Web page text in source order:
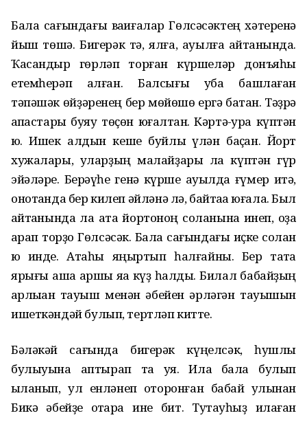
Бала сағындағы ваҡиғалар Гөлсәсәктең хәтеренә
йыш төшә. Бигерәк тә, ялға, ауылға ҡайтҡанында.
Ҡасандыр гөрләп торған күршеләр донъяһы
етемһерәп ҡалған. Балсығы ҡуба башлаған
тәпәшәк өйҙәренең бер мөйөшө ергә батҡан. Тәҙрә
ҡапҡастары буяу төҫөн юғалтҡан. Кәртә-ҡура күптән
юҡ. Ишек алдын кеше буйлыҡ үлән баҫҡан. Йорт
хужалары, уларҙың малайҙары ла күптән гүр
эйәләре. Берәүһе генә күрше ауылда ғүмер итә,
онотҡанда бер килеп әйләнә лә, байтаҡҡа юғала. Был
ҡайтҡанында ла ата йортоноң соланына инеп, оҙаҡ
ҡарап торҙо Гөлсәсәк. Бала сағындағы иҫке солан
юҡ инде. Атаһы яңыртып һалғайны. Бер таҡта
ярығы аша ҡаршы яҡҡа күҙ һалды. Билал бабайҙың
ҡарлыҡҡан тауыш менән әбейен әрләгән тауышын
ишеткәндәй булып, тертләп китте.
Бәләкәй сағында бигерәк күңелсәк, һушлы
булыуына аптырап та ҡуя. Илаҡ бала булып
ҡыланып, ул енләнеп ҡоторонған бабай ҡулынан
Бикә әбейҙе ҡотҡара ине бит. Туҡтауһыҙ илаған